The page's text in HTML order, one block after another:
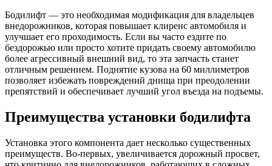
Бодилифт — это необходимая модификация для владельцев
внедорожников, которая повышает клиренс автомобиля и
улучшает его проходимость. Если вы часто ездите по
бездорожью или просто хотите придать своему автомобилю
более агрессивный внешний вид, то эта запчасть станет
отличным решением. Поднятие кузова на 60 миллиметров
позволяет избежать повреждений днища при преодолении
препятствий и обеспечивает лучший угол въезда на подъемы.
Преимущества установки бодилифта
Установка этого компонента дает несколько существенных
преимуществ. Во-первых, увеличивается дорожный просвет,